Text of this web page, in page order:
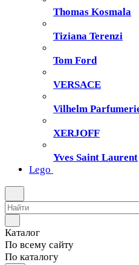
Thomas Kosmala
Tiziana Terenzi
Tom Ford
VERSACE
Vilhelm
XERJOFF
Yves Saint Laurent
Lego
Каталог
По всему сайту
По каталогу